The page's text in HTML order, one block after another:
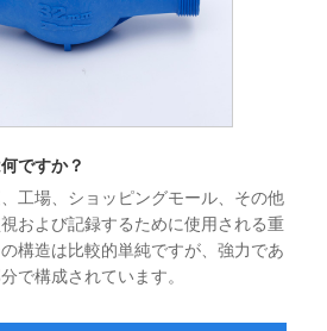
ですか？
工場、ショッピングモール、その他
および記録するために使用される重
構造は比較的単純ですが、強力であ
で構成されています。